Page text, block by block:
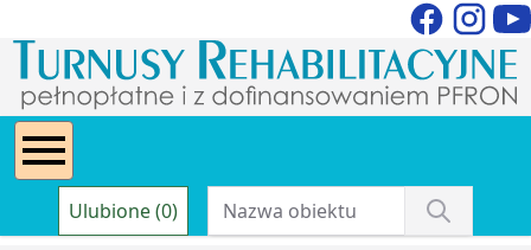
Ulubione (0)